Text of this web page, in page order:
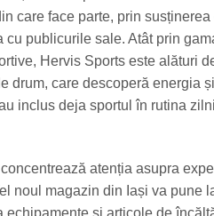
care face parte, prin
cu publicurile sale. Atât prin
Hervis Sports este alături
drum, care descoperă energia
inclus deja sportul în rutina
atenția asupra
noul magazin din Iași va pune
echipamente și articole de